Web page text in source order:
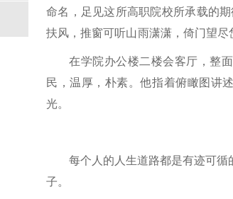
命名，足见这所高职院校所承载的
扶风，推窗可听山雨潇潇，倚门望尽
在学院办公楼二楼会客厅，整
民，温厚，朴素。他指着俯瞰图讲
光。
每个人的人生道路都是有迹可
子。